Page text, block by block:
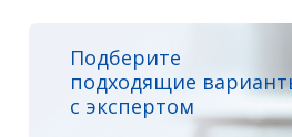
Подберите
подходящие
с экспертом